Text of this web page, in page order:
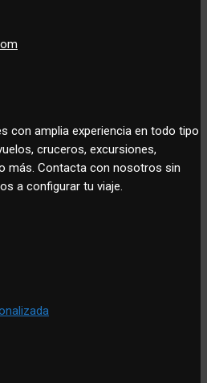
con amplia experiencia en todo tipo
cruceros, excursiones,
más. Contacta con nosotros sin
a configurar tu viaje.